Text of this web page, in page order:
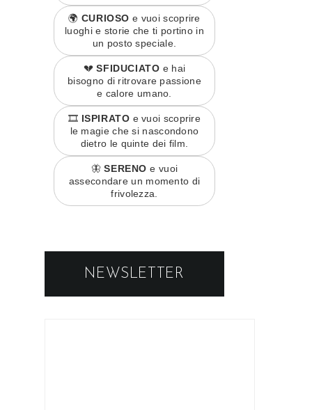
🌍 CURIOSO e vuoi scoprire
luoghi e storie che ti portino in
un posto speciale.
💔SFIDUCIATO e hai
bisogno di ritrovare passione
e calore umano.
🎞️ ISPIRATO e vuoi scoprire
le magie che si nascondono
dietro le quinte dei film.
🦋SERENO e vuoi
assecondare un momento di
frivolezza.
NEWSLETTER